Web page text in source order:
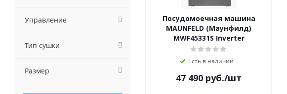
Посудомоечная машина
MAUNFELD (Маунфилд)
MWF45331S Inverter
Есть в наличии
47 490 руб./шт
Schaub Lorenz
Бирюса
Управление
Тип сушки
Размер